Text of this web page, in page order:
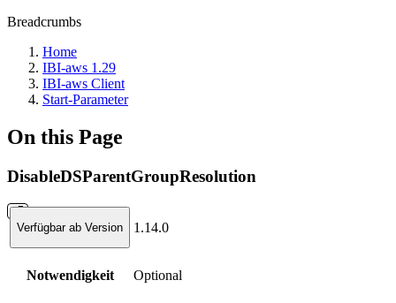
Breadcrumbs
Home
IBI-aws 1.29
IBI-aws Client
Start-Parameter
On this Page
DisableDSParentGroupResolution
Verfügbar ab Version 1.14.0
Notwendigkeit Optional